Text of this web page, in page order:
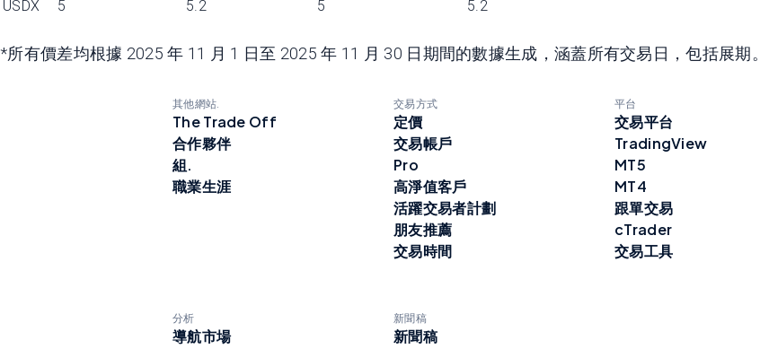
USDX
5 5.2 5 5.2
*所有價差均根據 2025 年 11 月 1 日至 2025 年 11 月 30 日期間的數據生成，涵蓋所有交易日，包括展期。
其他網站.
The Trade Off
合作夥伴
組.
職業生涯
交易方式
定價
交易帳戶
Pro
高淨值客戶
活躍交易者計劃
朋友推薦
交易時間
平台
交易平台
TradingView
MT5
MT4
跟單交易
cTrader
交易工具
分析
導航市場
新聞稿
新聞稿